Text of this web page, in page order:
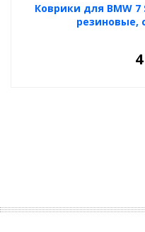
Коврики для BMW 7
резиновые,